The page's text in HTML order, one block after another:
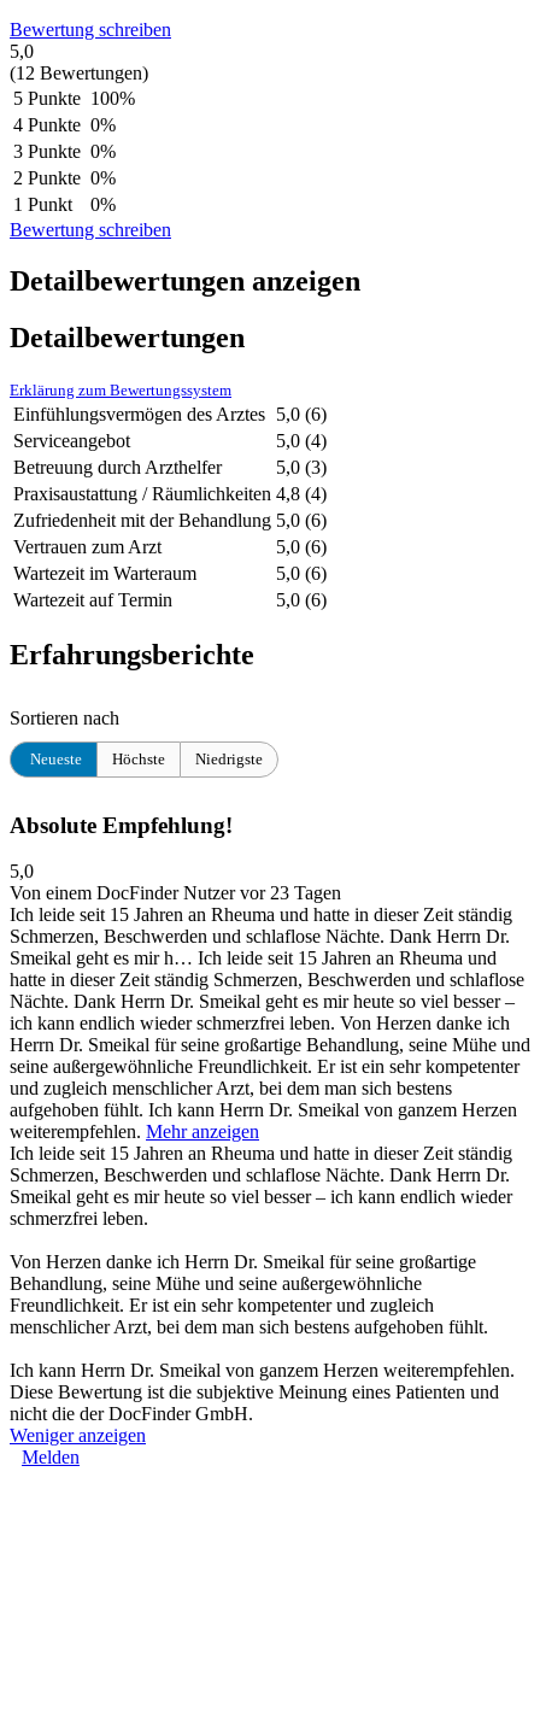
Bewertung schreiben
5,0
(12 Bewertungen)
5 Punkte 100%
4 Punkte 0%
3 Punkte 0%
2 Punkte 0%
1 Punkt
0%
Bewertung schreiben
Detailbewertungen anzeigen
Detailbewertungen
Erklärung zum Bewertungssystem
Einfühlungsvermögen des Arztes 5,0 (6)
Serviceangebot
5,0 (4)
Betreuung durch Arzthelfer
5,0 (3)
Praxisaustattung / Räumlichkeiten 4,8 (4)
Zufriedenheit mit der Behandlung 5,0 (6)
Vertrauen zum Arzt
5,0 (6)
Wartezeit im Warteraum
5,0 (6)
Wartezeit auf Termin
5,0 (6)
Erfahrungsberichte
Sortieren nach
Neueste Höchste Niedrigste
Absolute Empfehlung!
5,0
Von einem DocFinder Nutzervor 23 Tagen
Ich leide seit 15 Jahren an Rheuma und hatte in dieser Zeit ständig
Schmerzen, Beschwerden und schlaflose Nächte. Dank Herrn Dr.
Smeikal geht es mir h… Ich leide seit 15 Jahren an Rheuma und
hatte in dieser Zeit ständig Schmerzen, Beschwerden und schlaflose
Nächte. Dank Herrn Dr. Smeikal geht es mir heute so viel besser –
ich kann endlich wieder schmerzfrei leben. Von Herzen danke ich
Herrn Dr. Smeikal für seine großartige Behandlung, seine Mühe und
seine außergewöhnliche Freundlichkeit. Er ist ein sehr kompetenter
und zugleich menschlicher Arzt, bei dem man sich bestens
aufgehoben fühlt. Ich kann Herrn Dr. Smeikal von ganzem Herzen
weiterempfehlen. Mehr anzeigen
Ich leide seit 15 Jahren an Rheuma und hatte in dieser Zeit ständig
Schmerzen, Beschwerden und schlaflose Nächte. Dank Herrn Dr.
Smeikal geht es mir heute so viel besser – ich kann endlich wieder
schmerzfrei leben.
Von Herzen danke ich Herrn Dr. Smeikal für seine großartige
Behandlung, seine Mühe und seine außergewöhnliche
Freundlichkeit. Er ist ein sehr kompetenter und zugleich
menschlicher Arzt, bei dem man sich bestens aufgehoben fühlt.
Ich kann Herrn Dr. Smeikal von ganzem Herzen weiterempfehlen.
Diese Bewertung ist die subjektive Meinung eines Patienten und
nicht die der DocFinder GmbH.
Weniger anzeigen
Melden